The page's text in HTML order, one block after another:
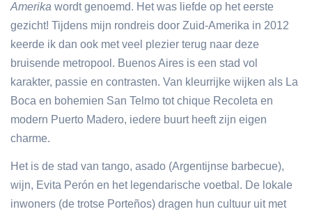
Amerika wordt genoemd. Het was liefde op het eerste
gezicht! Tijdens mijn rondreis door Zuid-Amerika in 2012
keerde ik dan ook met veel plezier terug naar deze
bruisende metropool. Buenos Aires is een stad vol
karakter, passie en contrasten. Van kleurrijke wijken als La
Boca en bohemien San Telmo tot chique Recoleta en
modern Puerto Madero, iedere buurt heeft zijn eigen
charme.
Het is de stad van tango, asado (Argentijnse barbecue),
wijn, Evita Perón en het legendarische voetbal. De lokale
inwoners (de trotse Porteños) dragen hun cultuur uit met